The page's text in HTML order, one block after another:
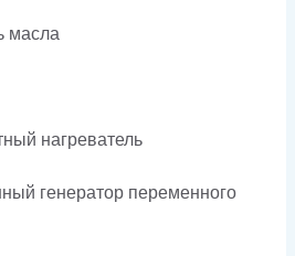
масла
нагреватель
генератор переменного